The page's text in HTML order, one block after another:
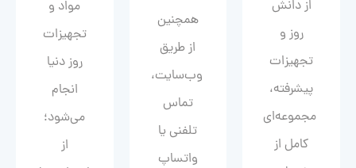
از دانش
روز و
تجهیزات
پیشرفته،
مجموعه‌ای
کامل از
همچنین
از طریق
وب‌سایت،
تماس
تلفنی یا
واتساپ
مواد و
تجهیزات
روز دنیا
انجام
می‌شود؛
از